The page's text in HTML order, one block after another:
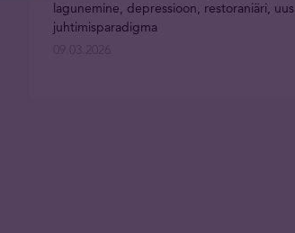
lagunemine, depressioon, restoraniäri, uus
juhtimisparadigma
09.03.2026